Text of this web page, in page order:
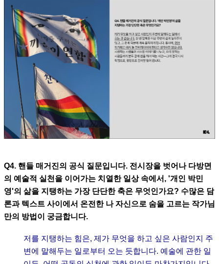
Q4. 핸들 매거진의 공식 질문입니다. 전시장을 벗어나 다방면
의 예술적 실천을 이어가는 치열한 일상 속에서, '개인 박민
영'의 삶을 지탱하는 가장 단단한 축은 무엇인가요? 수많은 담
론과 텍스트 사이에서 온전한 나 자신으로 숨을 고르는 작가님
만의 방법이 궁금합니다.
저를 지탱하는 힘은, 제가 무엇을 하고 싶은 사람인지 주
변에 말해두는 일로부터 오는 듯합니다. 예술에 관한 일